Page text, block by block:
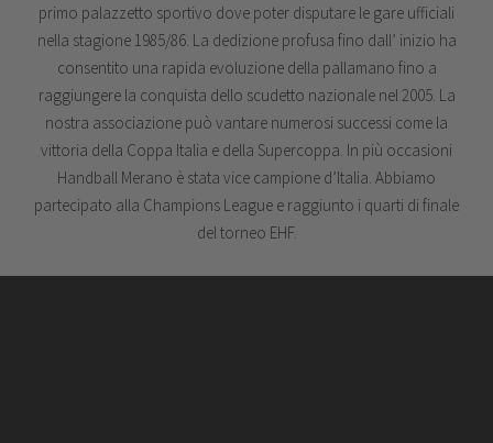
primo palazzetto sportivo dove poter disputare le gare ufficiali
nella stagione 1985/86. La dedizione profusa fino dall’ inizio ha
consentito una rapida evoluzione della pallamano fino a
raggiungere la conquista dello scudetto nazionale nel 2005. La
nostra associazione può vantare numerosi successi come la
vittoria della Coppa Italia e della Supercoppa. In più occasioni
Handball Merano è stata vice campione d’Italia. Abbiamo
partecipato alla Champions League e raggiunto i quarti di finale
del torneo EHF.